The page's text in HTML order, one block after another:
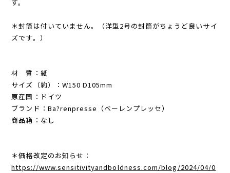
す。
＊封筒は付いていません。（洋型2号の封筒がちょうど良いサイ
ズです。）
材 質：紙
サイズ（約）：W150 D105mm
原産国：ドイツ
ブランド：Ba?renpresse（ベーレンプレッセ）
商品箱：なし
＊価格改定のお知らせ：
https://www.sensitivityandboldness.com/blog/2024/04/0